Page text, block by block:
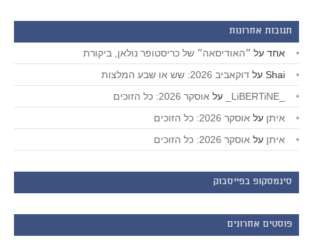
תגובות אחרונות
אחד על ״האודיסאה״ של כריסטופר נולאן, ביקורת
Shai על דוקאביב 2026: שש או שבע המלצות
על אוסקר 2026: כל הזוכים
איתן על אוסקר 2026: כל הזוכים
איתן על אוסקר 2026: כל הזוכים
סינמסקופ בפייסבוק
פוסטים אחרונים